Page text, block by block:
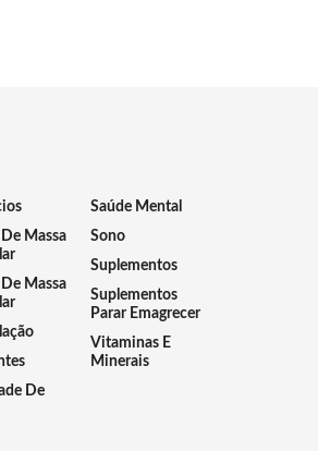
Massa
Massa
De
Saúde Mental
Sono
Suplementos
Suplementos
Parar Emagrecer
Vitaminas E
Minerais